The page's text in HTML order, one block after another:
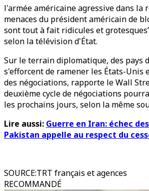
l'armée américaine agressive dans la
menaces du président américain de
sont tout à fait ridicules et
selon la télévision d'État.
Sur le terrain diplomatique, des pays
s'efforcent de ramener les États-Unis
des négociations, rapporte le Wall
deuxième cycle de négociations
les prochains jours, selon la même
Lire aussi: Guerre en Iran: échec
Pakistan appelle au respect du
SOURCE:TRT français et agences
RECOMMANDÉ